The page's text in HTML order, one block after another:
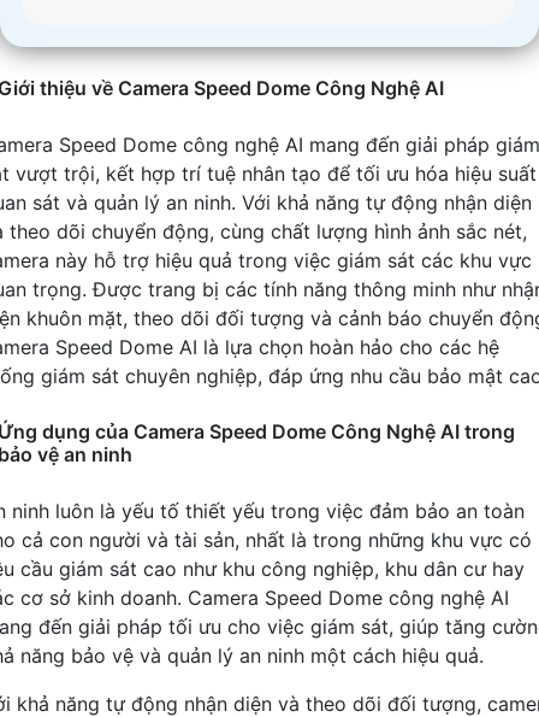
thiệu về Camera Speed Dome Công Nghệ AI
Speed Dome công nghệ AI mang đến giải pháp giám
vượt trội, kết hợp trí tuệ nhân tạo để tối ưu hóa hiệu suất
sát và quản lý an ninh. Với khả năng tự động nhận diện
theo dõi chuyển động, cùng chất lượng hình ảnh sắc nét,
này hỗ trợ hiệu quả trong việc giám sát các khu vực
trọng. Được trang bị các tính năng thông minh như
khuôn mặt, theo dõi đối tượng và cảnh báo chuyển
Speed Dome AI là lựa chọn hoàn hảo cho các hệ
giám sát chuyên nghiệp, đáp ứng nhu cầu bảo mật
dụng của Camera Speed Dome Công Nghệ AI trong
vệ an ninh
ninh luôn là yếu tố thiết yếu trong việc đảm bảo an toàn
cả con người và tài sản, nhất là trong những khu vực có
cầu giám sát cao như khu công nghiệp, khu dân cư hay
cơ sở kinh doanh. Camera Speed Dome công nghệ AI
đến giải pháp tối ưu cho việc giám sát, giúp tăng
năng bảo vệ và quản lý an ninh một cách hiệu quả.
khả năng tự động nhận diện và theo dõi đối tượng,